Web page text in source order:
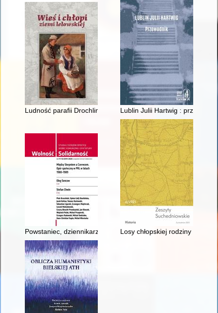
Ludność parafii Drochlin w świetle spisu z 1791 roku
Lublin Julii Hartwig :
Powstaniec, dziennikarz, opozycjonista : szkic o Jerzym
Losy chłopskiej rodziny